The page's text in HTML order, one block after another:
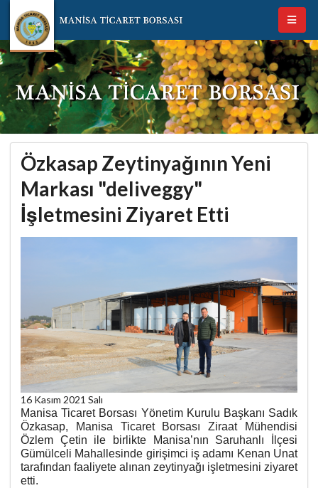
Özkasap Zeytinyağının Yeni
Markası "deliveggy"
İşletmesini Ziyaret Etti
16 Kasım 2021 Salı
Manisa Ticaret Borsası Yönetim Kurulu Başkanı Sadık
Özkasap, Manisa Ticaret Borsası Ziraat Mühendisi
Özlem Çetin ile birlikte Manisa’nın Saruhanlı İlçesi
Gümülceli Mahallesinde girişimci iş adamı Kenan Unat
tarafından faaliyete alınan zeytinyağı işletmesini ziyaret
etti.